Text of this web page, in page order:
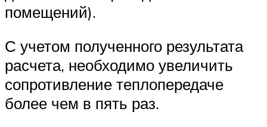
помещений).
С учетом полученного результата
расчета, необходимо увеличить
сопротивление теплопередаче
более чем в пять раз.